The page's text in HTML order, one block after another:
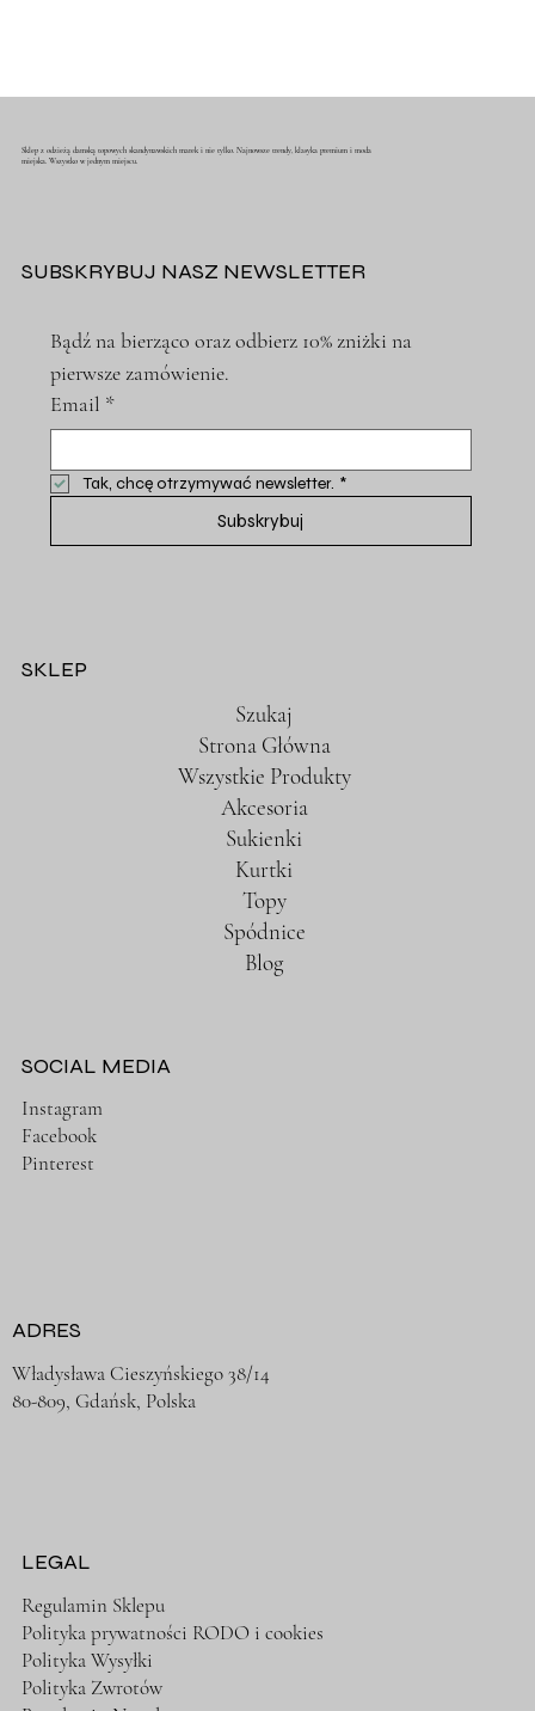
Sklep z odzieżą damską topowych skandynawskich marek i nie tylko. Najnowsze trendy, klasyka premium i moda
miejska. Wszystko w jednym miejscu.
SUBSKRYBUJ NASZ NEWSLETTER
Bądź na bierząco oraz odbierz 10% zniżki na
pierwsze zamówienie.
Email *
Tak, chcę otrzymywać newsletter. *
Subskrybuj
SKLEP
Szukaj
Strona Główna
Wszystkie Produkty
Akcesoria
Sukienki
Kurtki
Topy
Spódnice
Blog
LEGAL
Regulamin Sklepu
Polityka prywatności RODO i cookies
Polityka Wysyłki
Polityka Zwrotów
ADRES
Władysława Cieszyńskiego 38/14
80-809, Gdańsk, Polska
SOCIAL MEDIA
Instagram
Facebook
Pinterest